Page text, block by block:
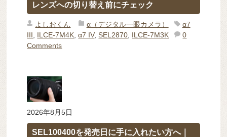
レンズへの切り替え前にチェック
よしおくん α（デジタル一眼カメラ）
α7
III, ILCE-7M4K,α7 IV,SEL2870, ILCE-7M3K
0
Comments
2026年8月5日
SEL100400を発売日に手に入れたい方へ｜